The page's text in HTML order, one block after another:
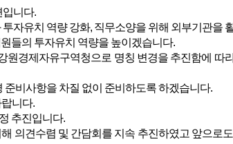
입니다.
자유치 역량 강화, 직무소양을 위해 외부기관을
들의 투자유치 역량을 높이겠습니다.
원경제자유구역청으로 명칭 변경을 추진함에 따
준비사항을 차질 없이 준비하도록 하겠습니다.
니다.
추진입니다.
의견수렴 및 간담회를 지속 추진하였고 앞으로